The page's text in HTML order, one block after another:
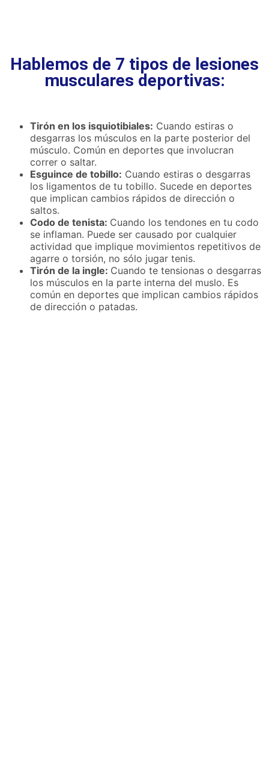
Hablemos de 7 tipos de lesiones
musculares deportivas:
Tirón en los isquiotibiales: Cuando estiras o
desgarras los músculos en la parte posterior del
músculo. Común en deportes que involucran
correr o saltar.
Esguince de tobillo: Cuando estiras o desgarras
los ligamentos de tu tobillo. Sucede en deportes
que implican cambios rápidos de dirección o
saltos.
Codo de tenista: Cuando los tendones en tu codo
se inflaman. Puede ser causado por cualquier
actividad que implique movimientos repetitivos de
agarre o torsión, no sólo jugar tenis.
Tirón de la ingle: Cuando te tensionas o desgarras
los músculos en la parte interna del muslo. Es
común en deportes que implican cambios rápidos
de dirección o patadas.